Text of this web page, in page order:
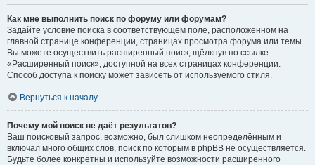
Как мне выполнить поиск по форуму или форумам?
Задайте условие поиска в соответствующем поле, расположенном на
главной странице конференции, страницах просмотра форума или темы.
Вы можете осуществить расширенный поиск, щёлкнув по ссылке
«Расширенный поиск», доступной на всех страницах конференции.
Способ доступа к поиску может зависеть от используемого стиля.
Вернуться к началу
Почему мой поиск не даёт результатов?
Ваш поисковый запрос, возможно, был слишком неопределённым и
включал много общих слов, поиск по которым в phpBB не осуществляется.
Будьте более конкретны и используйте возможности расширенного